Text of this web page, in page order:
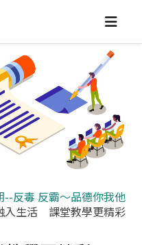
--反毒 反霸～品德你我他
入生活 課堂教學更精彩